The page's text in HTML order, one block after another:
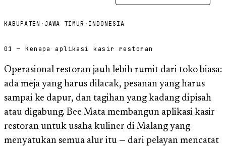
KABUPATEN · JAWA TIMUR · INDONESIA
01 — Kenapa aplikasi kasir restoran
Operasional restoran jauh lebih rumit dari toko biasa:
ada meja yang harus dilacak, pesanan yang harus
sampai ke dapur, dan tagihan yang kadang dipisah
atau digabung. Bee Mata membangun aplikasi kasir
restoran untuk usaha kuliner di Malang yang
menyatukan semua alur itu — dari pelayan mencatat